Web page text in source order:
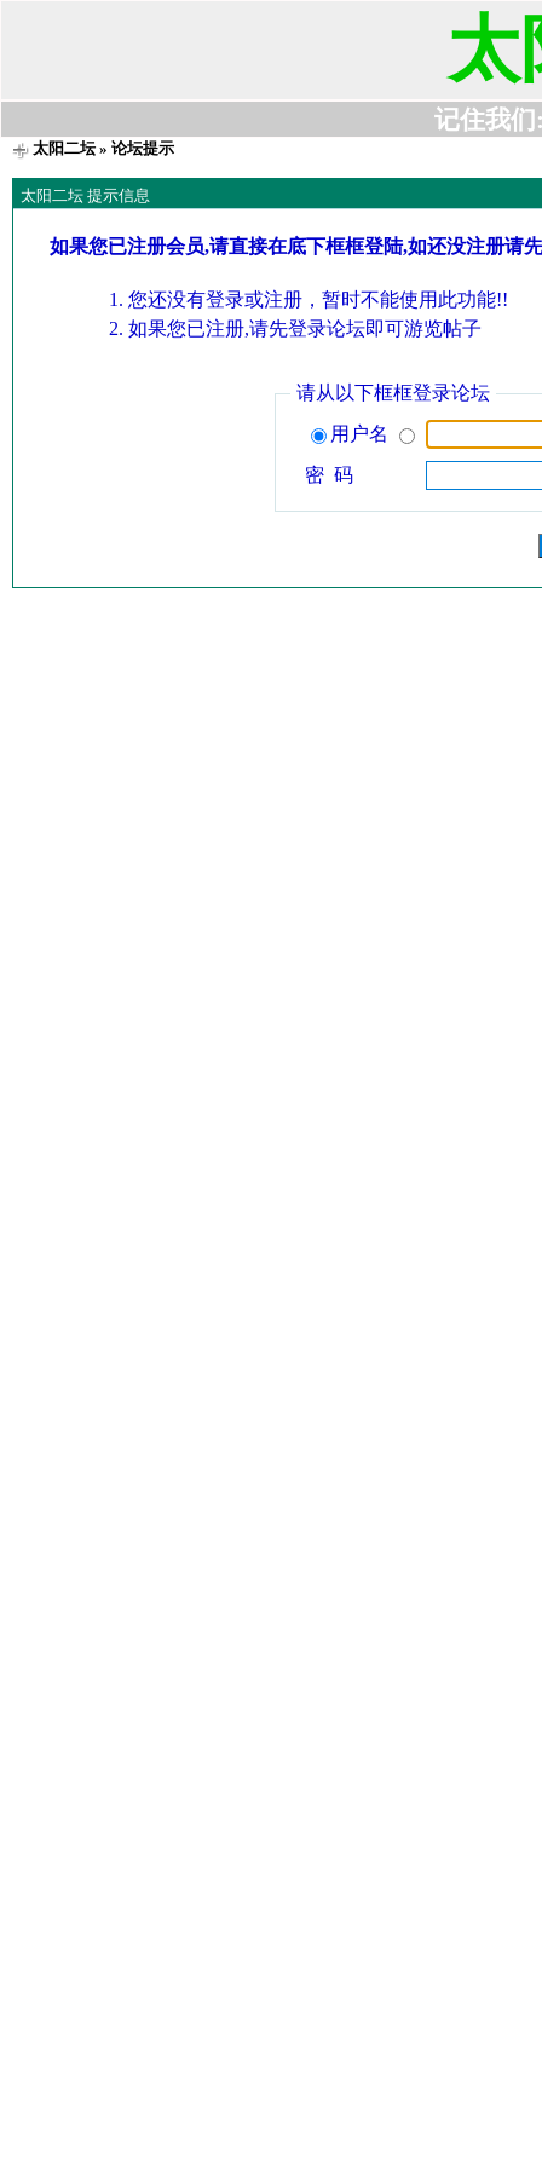
太
记住我们
太阳二坛» 论坛提示
太阳二坛 提示信息
如果您已注册会员,请直接在底下框框登陆,如还没注册请
您还没有登录或注册，暂时不能使用此功能!!
如果您已注册,请先登录论坛即可游览帖子
请从以下框框登录论坛
用户名
密 码